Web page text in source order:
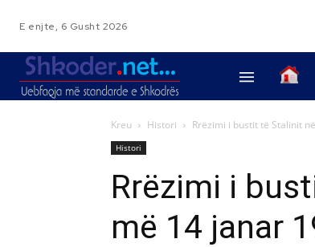
E enjte, 6 Gusht 2026
Kreu Histori Rrëzimi i bustit të Stalinit
Histori
Rrëzimi i
më 14 janar